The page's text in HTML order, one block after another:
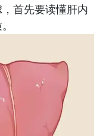
首先要读懂肝内